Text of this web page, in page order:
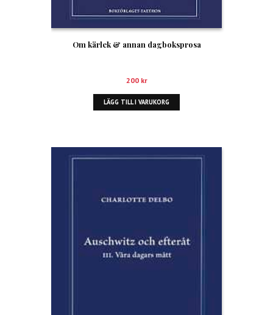
Om kärlek & annan dagboksprosa
200 kr
LÄGG TILL I VARUKORG